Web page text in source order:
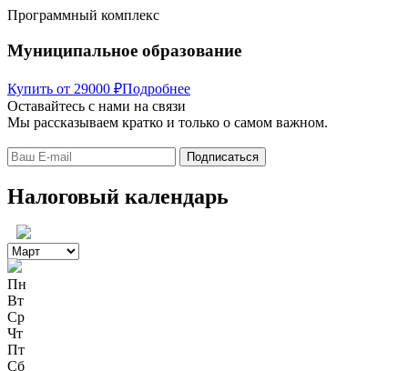
Программный комплекс
Муниципальное образование
Купить от 29000 ₽Подробнее
Оставайтесь с нами на связи
Мы рассказываем кратко и только о самом важном.
Налоговый календарь
Пн
Вт
Ср
Чт
Пт
Сб